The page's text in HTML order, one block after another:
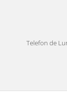
Telefon de